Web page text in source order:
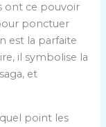
ont ce pouvoir
ponctuer
est la parfaite
il symbolise la
et
point les